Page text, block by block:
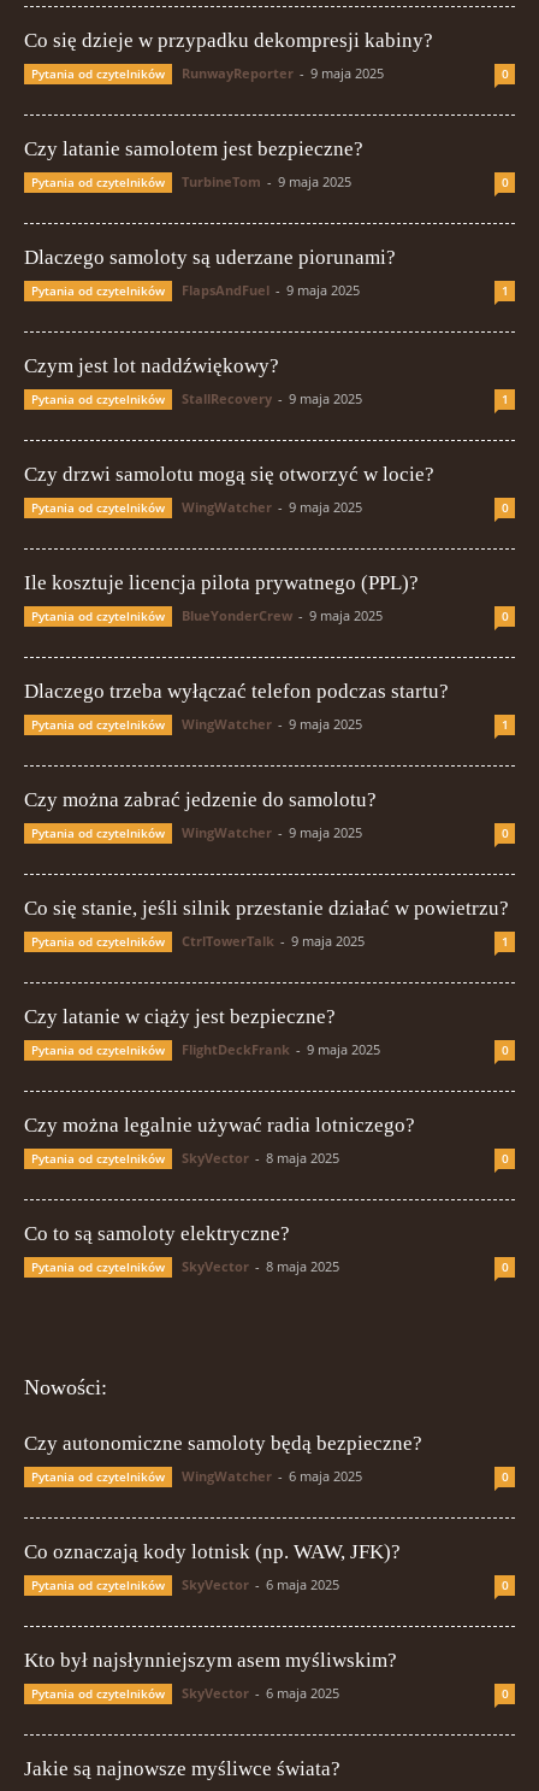
Co się dzieje w przypadku dekompresji kabiny?
Pytania od czytelników RunwayReporter - 9 maja 2025 0
Czy latanie samolotem jest bezpieczne?
Pytania od czytelników TurbineTom - 9 maja 2025 0
Dlaczego samoloty są uderzane piorunami?
Pytania od czytelników FlapsAndFuel - 9 maja 2025 1
Czym jest lot naddźwiękowy?
Pytania od czytelników StallRecovery - 9 maja 2025 1
Czy drzwi samolotu mogą się otworzyć w locie?
Pytania od czytelników WingWatcher - 9 maja 2025 0
Ile kosztuje licencja pilota prywatnego (PPL)?
Pytania od czytelników BlueYonderCrew - 9 maja 2025 0
Dlaczego trzeba wyłączać telefon podczas startu?
Pytania od czytelników WingWatcher - 9 maja 2025 1
Czy można zabrać jedzenie do samolotu?
Pytania od czytelników WingWatcher - 9 maja 2025 0
Co się stanie, jeśli silnik przestanie działać w powietrzu?
Pytania od czytelników CtrlTowerTalk - 9 maja 2025 1
Czy latanie w ciąży jest bezpieczne?
Pytania od czytelników FlightDeckFrank - 9 maja 2025 0
Czy można legalnie używać radia lotniczego?
Pytania od czytelników SkyVector - 8 maja 2025 0
Co to są samoloty elektryczne?
Pytania od czytelników SkyVector - 8 maja 2025 0
Nowości:
Czy autonomiczne samoloty będą bezpieczne?
Pytania od czytelników WingWatcher - 6 maja 2025 0
Co oznaczają kody lotnisk (np. WAW, JFK)?
Pytania od czytelników SkyVector - 6 maja 2025 0
Kto był najsłynniejszym asem myśliwskim?
Pytania od czytelników SkyVector - 6 maja 2025 0
Jakie są najnowsze myśliwce świata?